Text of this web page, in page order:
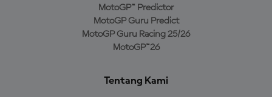
MotoGP™ Predictor
MotoGP Guru Predict
MotoGP Guru Racing 25/26
MotoGP™26
Tentang Kami